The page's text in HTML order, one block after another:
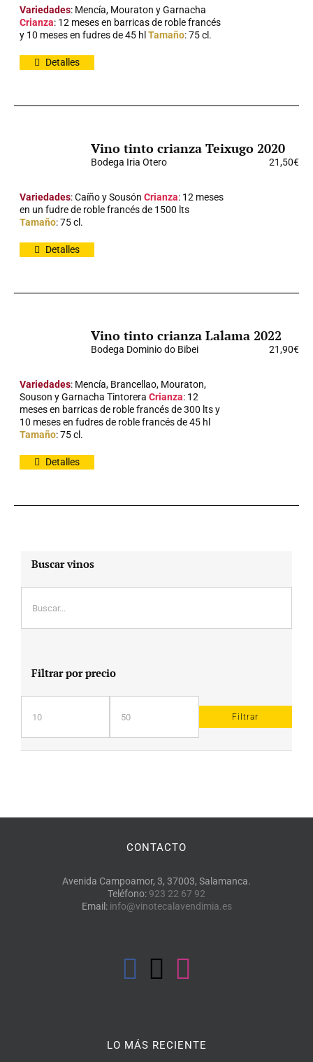
Variedades: Mencía, Mouraton y Garnacha
Crianza: 12 meses en barricas de roble francés
y 10 meses en fudres de 45 hlTamaño: 75 cl.
Detalles
Vino tinto crianza Teixugo 2020
Bodega Iria Otero 21,50€
Variedades: Caíño y SousónCrianza: 12 meses
en un fudre de roble francés de 1500 lts
Tamaño: 75 cl.
Detalles
Vino tinto crianza Lalama 2022
Bodega Dominio do Bibei 21,90€
Variedades: Mencía, Brancellao, Mouraton,
Souson y Garnacha TintoreraCrianza: 12
meses en barricas de roble francés de 300 lts y
10 meses en fudres de roble francés de 45 hl
Tamaño: 75 cl.
Detalles
Buscar vinos
Filtrar por precio
Precio
mínimo
Precio
máximo
Filtrar
CONTACTO
Avenida Campoamor, 3, 37003, Salamanca.
Teléfono: 923 22 67 92
Email: info@vinotecalavendimia.es
LO MÁS RECIENTE